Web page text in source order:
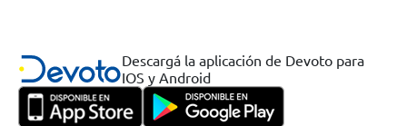
Descargá la aplicación de Devoto para
IOS y Android